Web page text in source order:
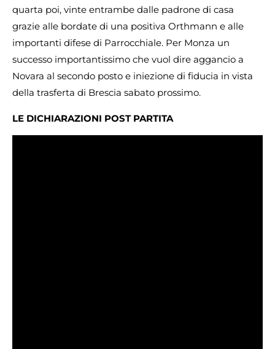
quarta poi, vinte entrambe dalle padrone di casa
grazie alle bordate di una positiva Orthmann e alle
importanti difese di Parrocchiale. Per Monza un
successo importantissimo che vuol dire aggancio a
Novara al secondo posto e iniezione di fiducia in vista
della trasferta di Brescia sabato prossimo.
LE DICHIARAZIONI POST PARTITA